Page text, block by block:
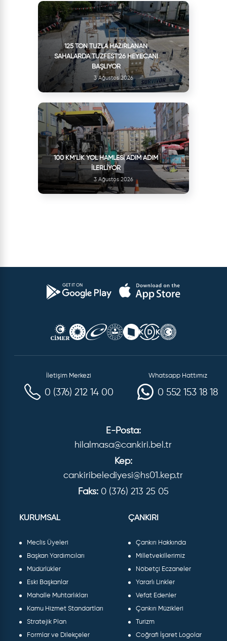
125 TON TUZLA HAZIRLANAN
SAHALARDA TUZFEST'26 HEYECANI
BAŞLIYOR
3 Ağustos 2026
100 KM’LIK YOL HAMLESI ADIM ADIM
İLERLIYOR
3 Ağustos 2026
İletişim Merkezi
0 (376) 212 14 00
Whatsapp Hattımız
0 552 153 18 18
E-Posta:
hilalmasa@cankiri.bel.tr
Kep:
cankiribelediyesi@hs01.kep.tr
Faks: 0 (376) 213 25 05
KURUMSAL
Meclis Üyeleri
Başkan Yardımcıları
Müdürlükler
Eski Başkanlar
Mahalle Muhtarlıkları
Kamu Hizmet Standartları
Stratejik Plan
Formlar ve Dilekçeler
ÇANKIRI
Çankırı Hakkında
Milletvekillerimiz
Nöbetçi Eczaneler
Yararlı Linkler
Vefat Edenler
Çankırı Müzikleri
Turizm
Coğrafi İşaret Logolar